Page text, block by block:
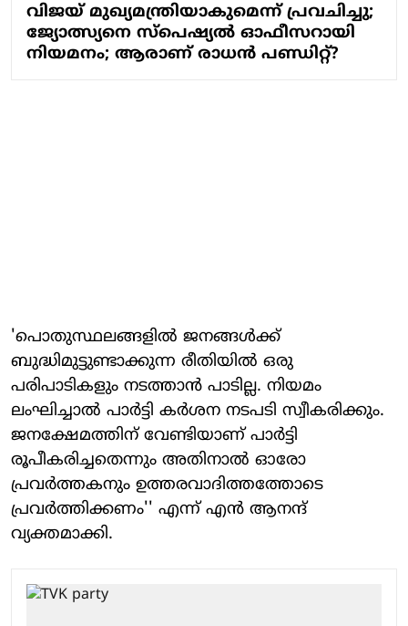
വിജയ് മുഖ്യമന്ത്രിയാകുമെന്ന് പ്രവചിച്ചു;
ജ്യോത്സ്യനെ സ്‌പെഷ്യല്‍ ഓഫീസറായി
നിയമനം; ആരാണ് രാധന്‍ പണ്ഡിറ്റ്?
'പൊതുസ്ഥലങ്ങളിൽ ജനങ്ങൾക്ക്
ബുദ്ധിമുട്ടുണ്ടാക്കുന്ന രീതിയിൽ ഒരു
പരിപാടികളും നടത്താൻ പാടില്ല. നിയമം
ലംഘിച്ചാൽ പാർട്ടി കർശന നടപടി സ്വീകരിക്കും.
ജനക്ഷേമത്തിന് വേണ്ടിയാണ് പാർട്ടി
രൂപീകരിച്ചതെന്നും അതിനാൽ ഓരോ
പ്രവർത്തകനും ഉത്തരവാദിത്തത്തോടെ
പ്രവർത്തിക്കണം'' എന്ന് എൻ ആനന്ദ്
വ്യക്തമാക്കി.